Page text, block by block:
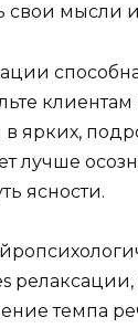
мысли и
клиентам
в ярких,
лучше
ясности.
темпа